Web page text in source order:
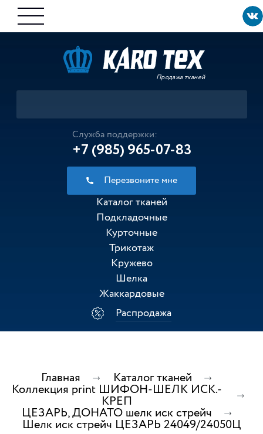
Продажа тканей
Служба поддержки:
+7 (985) 965-07-83
Перезвоните мне
Каталог тканей
Подкладочные
Курточные
Трикотаж
Кружево
Шелка
Жаккардовые
Распродажа
Главная Каталог тканей
Коллекция print ШИФОН-ШЕЛК ИСК.-
КРЕП
ЦЕЗАРЬ, ДОНАТО шелк иск стрейч
Шелк иск стрейч ЦЕЗАРЬ 24049/24050Ц